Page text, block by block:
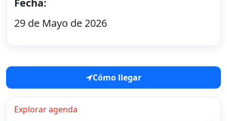
Fecha:
29 de Mayo de 2026
Cómo llegar
Explorar agenda